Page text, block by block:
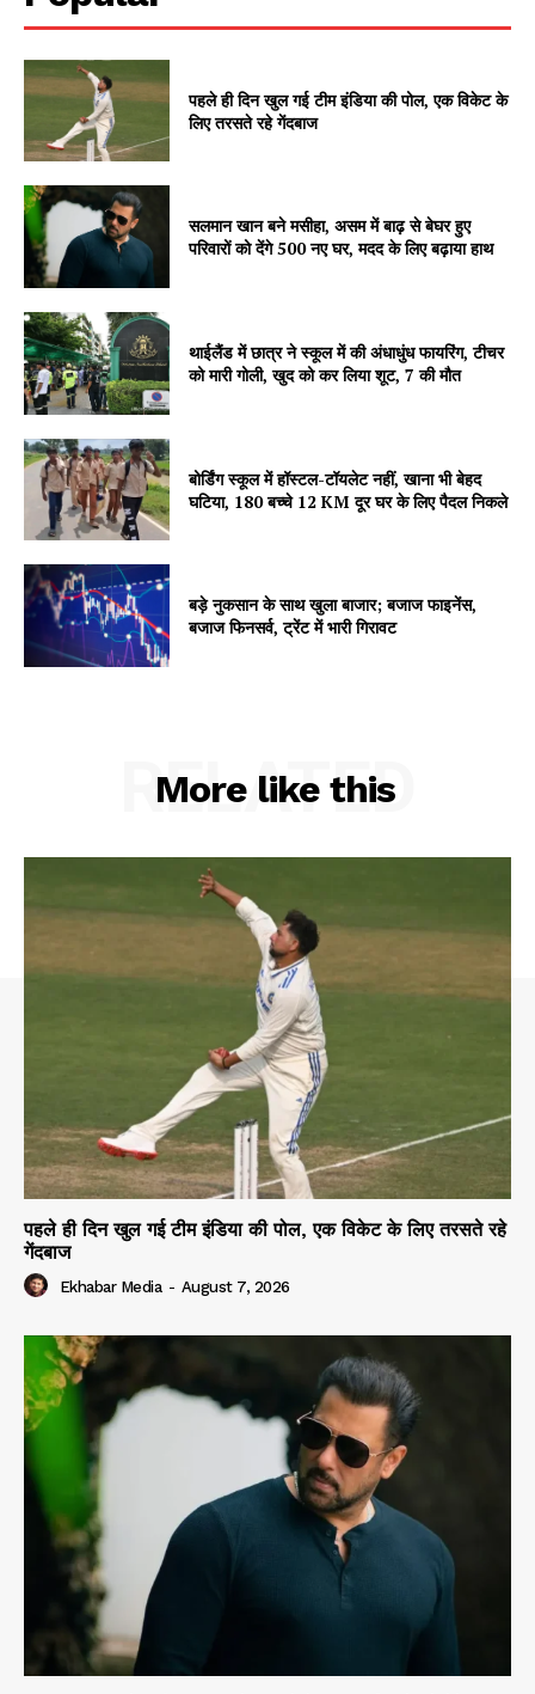
SUBSCRIBE NOW
Company
About
Contact us
Subscription Plans
My account
पहले ही दिन खुल गई टीम इंडिया की पोल, एक विकेट के
लिए तरसते रहे गेंदबाज
सलमान खान बने मसीहा, असम में बाढ़ से बेघर हुए
परिवारों को देंगे 500 नए घर, मदद के लिए बढ़ाया हाथ
थाईलैंड में छात्र ने स्कूल में की अंधाधुंध फायरिंग, टीचर
को मारी गोली, खुद को कर लिया शूट, 7 की मौत
बोर्डिंग स्कूल में हॉस्टल-टॉयलेट नहीं, खाना भी बेहद
घटिया, 180 बच्चे 12 KM दूर घर के लिए पैदल निकले
बड़े नुकसान के साथ खुला बाजार; बजाज फाइनेंस,
बजाज फिनसर्व, ट्रेंट में भारी गिरावट
More like this
RELATED
पहले ही दिन खुल गई टीम इंडिया की पोल, एक विकेट के लिए तरसते रहे
गेंदबाज
Ekhabar Media - August 7, 2026